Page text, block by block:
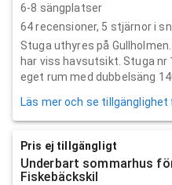
6-8 sängplatser
64recensioner, 5 stjärnor i
Stuga uthyres på
har viss havsutsikt. Stuga nr
eget rum med dubbelsäng
Läs mer och se
Pris ej tillgängligt
Underbart sommarhus
Fiskebäckskil